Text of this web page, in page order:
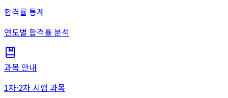
합격률 통계
연도별 합격률 분석
과목 안내
1차·2차 시험 과목